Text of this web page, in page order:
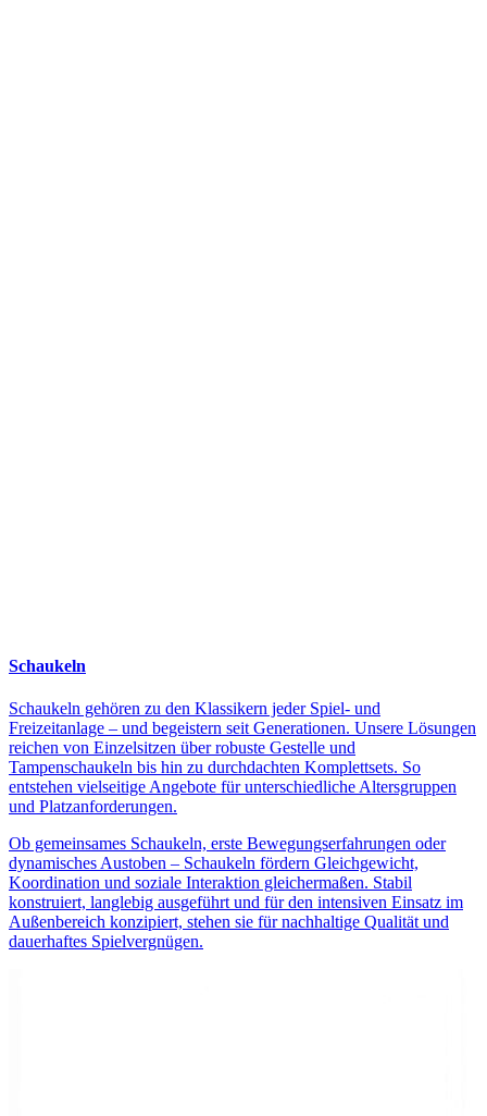
Schaukeln
Schaukeln gehören zu den Klassikern jeder Spiel- und
Freizeitanlage – und begeistern seit Generationen. Unsere Lösungen
reichen von Einzelsitzen über robuste Gestelle und
Tampenschaukeln bis hin zu durchdachten Komplettsets. So
entstehen vielseitige Angebote für unterschiedliche Altersgruppen
und Platzanforderungen.
Ob gemeinsames Schaukeln, erste Bewegungserfahrungen oder
dynamisches Austoben – Schaukeln fördern Gleichgewicht,
Koordination und soziale Interaktion gleichermaßen. Stabil
konstruiert, langlebig ausgeführt und für den intensiven Einsatz im
Außenbereich konzipiert, stehen sie für nachhaltige Qualität und
dauerhaftes Spielvergnügen.